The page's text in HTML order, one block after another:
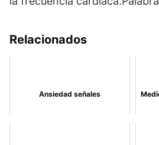
Relacionados
Ansiedad señales